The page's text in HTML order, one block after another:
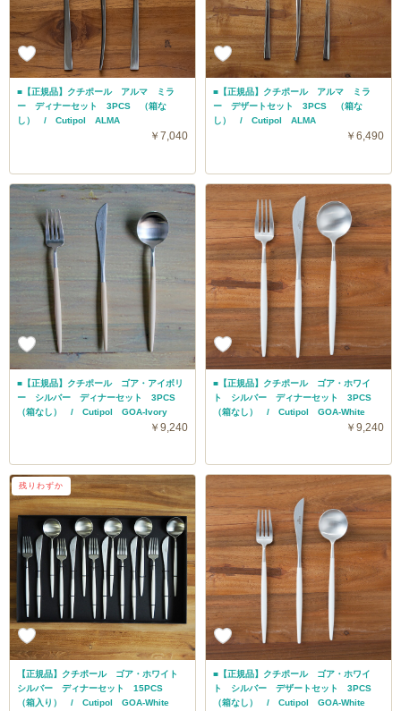
■【正規品】クチポール アルマ ミラ
ー ディナーセット 3PCS （箱な
し） / Cutipol ALMA
￥7,040
■【正規品】クチポール アルマ ミラ
ー デザートセット 3PCS （箱な
し） / Cutipol ALMA
￥6,490
■【正規品】クチポール ゴア・アイボリ
ー シルバー ディナーセット 3PCS
（箱なし） / Cutipol GOA-Ivory
￥9,240
■【正規品】クチポール ゴア・ホワイ
ト シルバー ディナーセット 3PCS
（箱なし） / Cutipol GOA-White
￥9,240
【正規品】クチポール ゴア・ホワイト
シルバー ディナーセット 15PCS
（箱入り） / Cutipol GOA-White
残りわずか
■【正規品】クチポール ゴア・ホワイ
ト シルバー デザートセット 3PCS
（箱なし） / Cutipol GOA-White